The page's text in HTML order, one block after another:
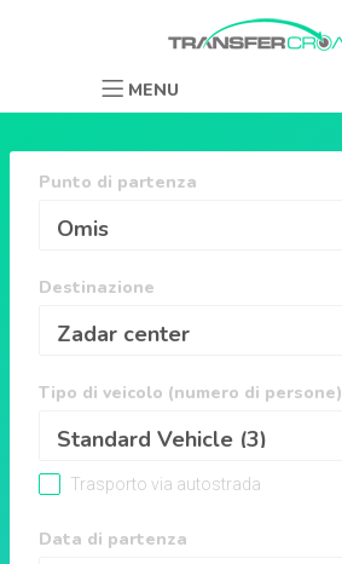
MENU
Punto di partenza
Destinazione
Tipo di veicolo (numero di persone)
Trasporto via autostrada
Data di partenza